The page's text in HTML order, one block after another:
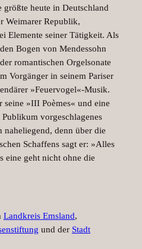
größte heute in Deutschland
Weimarer Republik,
Elemente seiner Tätigkeit. Als
Bogen von Mendessohn
romantischen Orgelsonate
Vorgänger in seinem Pariser
»Feuervogel«-Musik.
seine »III Poèmes« und eine
vorgeschlagenes
naheliegend, denn über die
Schaffens sagt er: »Alles
eine geht nicht ohne die
Landkreis Emsland,
und der Stadt